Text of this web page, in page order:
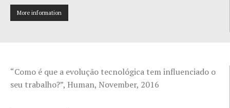
More information
“Como é que a evolução tecnológica tem influenciado o
seu trabalho?”, Human, November, 2016